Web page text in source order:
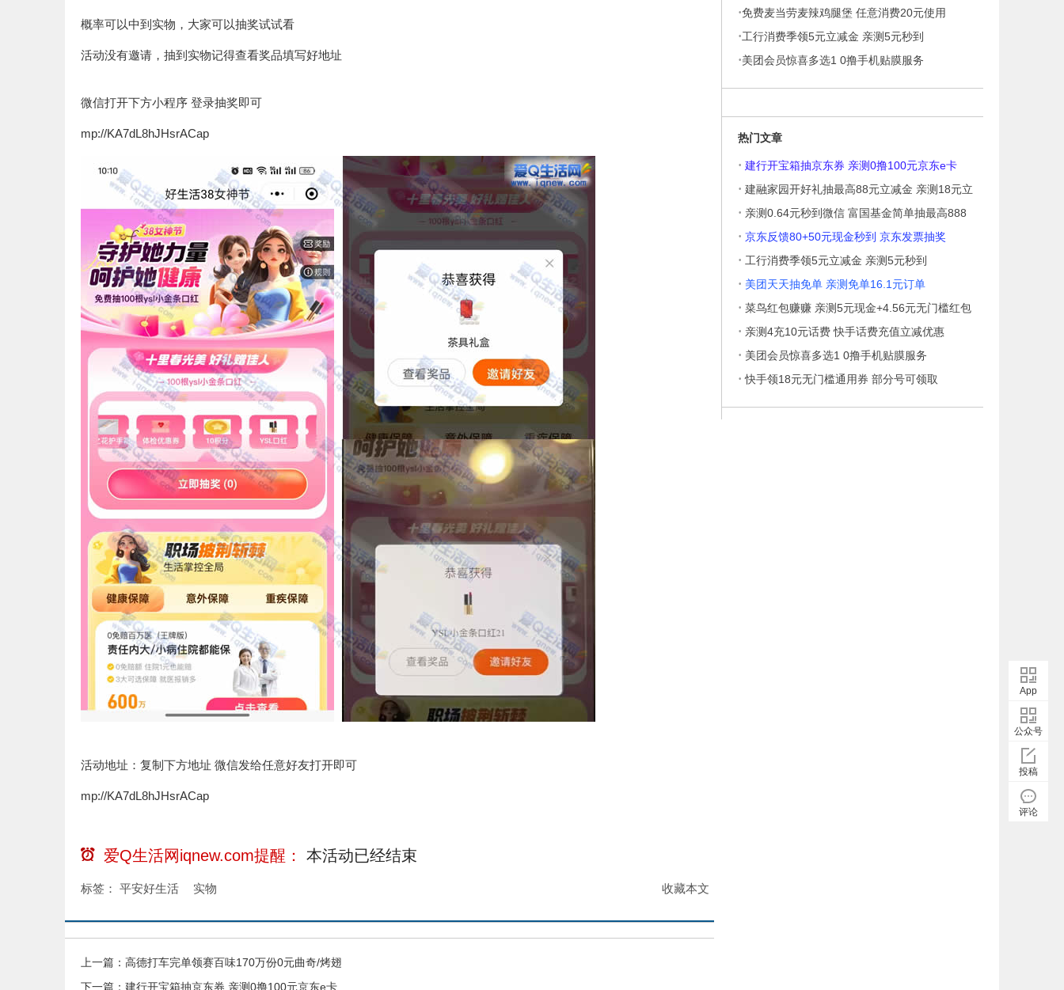
概率可以中到实物，大家可以抽奖试试看
活动没有邀请，抽到实物记得查看奖品填写好地址
微信打开下方小程序 登录抽奖即可
mp://KA7dL8hJHsrACap
活动地址：复制下方地址 微信发给任意好友打开即可
mp://KA7dL8hJHsrACap
爱Q生活网iqnew.com提醒： 本活动已经结束
收藏本文
标签： 平安好生活 实物
上一篇： 高德打车完单领赛百味170万份0元曲奇/烤翅
下一篇： 建行开宝箱抽京东券 亲测0撸100元京东e卡
·免费麦当劳麦辣鸡腿堡 任意消费20元使用
·工行消费季领5元立减金 亲测5元秒到
·美团会员惊喜多选1 0撸手机贴膜服务
热门文章
· 建行开宝箱抽京东券 亲测0撸100元京东e卡
· 建融家园开好礼抽最高88元立减金 亲测18元立
· 亲测0.64元秒到微信 富国基金简单抽最高888
· 京东反馈80+50元现金秒到 京东发票抽奖
· 工行消费季领5元立减金 亲测5元秒到
· 美团天天抽免单 亲测免单16.1元订单
· 菜鸟红包赚赚 亲测5元现金+4.56元无门槛红包
· 亲测4充10元话费 快手话费充值立减优惠
· 美团会员惊喜多选1 0撸手机贴膜服务
· 快手领18元无门槛通用券 部分号可领取
App
公众号
投稿
评论